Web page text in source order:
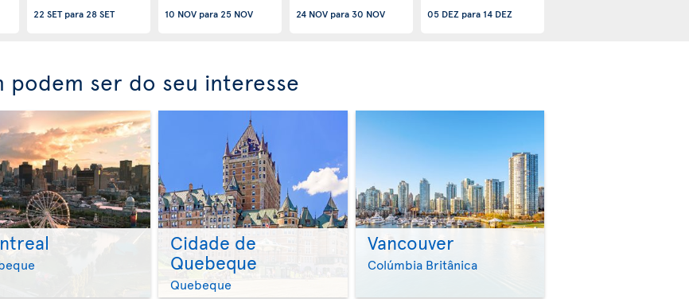
22 SETpara 28 SET
10 NOVpara 25 NOV
24 NOVpara30 NOV
05 DEZ para14 DEZ
podem ser do seu interesse
>
Cidade de
Quebeque
Quebeque
>
Vancouver
Colúmbia Britânica